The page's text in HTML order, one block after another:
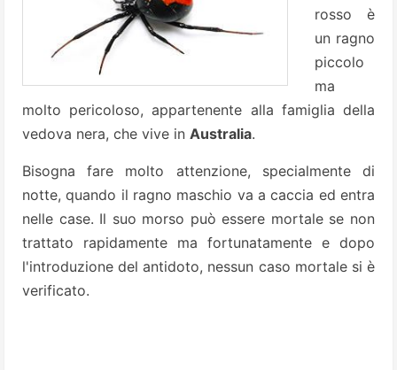
rosso è
un ragno
piccolo
ma
molto pericoloso, appartenente alla famiglia della
vedova nera, che vive in Australia.
Bisogna fare molto attenzione, specialmente di
notte, quando il ragno maschio va a caccia ed entra
nelle case. Il suo morso può essere mortale se non
trattato rapidamente ma fortunatamente e dopo
l'introduzione del antidoto, nessun caso mortale si è
verificato.